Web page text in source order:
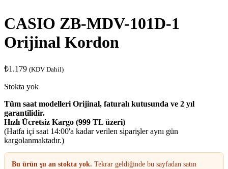
CASIO ZB-MDV-101D-1
Orijinal Kordon
₺1.179 (KDV Dahil)
Stokta yok
Tüm saat modelleri Orijinal, faturalı kutusunda ve 2 yıl
garantilidir.
Hızlı Ücretsiz Kargo (999 TL üzeri)
(Hatfa içi saat 14:00'a kadar verilen siparişler aynı gün
kargolanmaktadır.)
Bu ürün şu an stokta yok. Tekrar geldiğinde bu sayfadan satın